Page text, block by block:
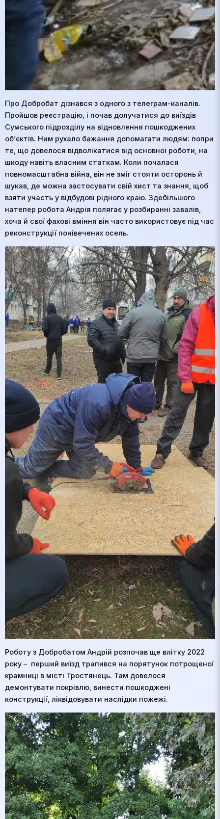
Про Добробат дізнався з одного з телеграм-каналів.
Пройшов реєстрацію, і почав долучатися до виїздів
Сумського підрозділу на відновлення пошкоджених
об’єктів. Ним рухало бажання допомагати людям: попри
те, що довелося відволікатися від основної роботи, на
шкоду навіть власним статкам. Коли почалася
повномасштабна війна, він не зміг стояти осторонь й
шукав, де можна застосувати свій хист та знання, щоб
взяти участь у відбудові рідного краю. Здебільшого
натепер робота Андрія полягає у розбиранні завалів,
хоча й свої фахові вміння він часто використовує під час
реконструкції понівечених осель.
Роботу з Добробатом Андрій розпочав ще влітку 2022
року – перший виїзд трапився на порятунок потрощеної
крамниці в місті Тростянець. Там довелося
демонтувати покрівлю, винести пошкоджені
конструкції, ліквідовувати наслідки пожежі.